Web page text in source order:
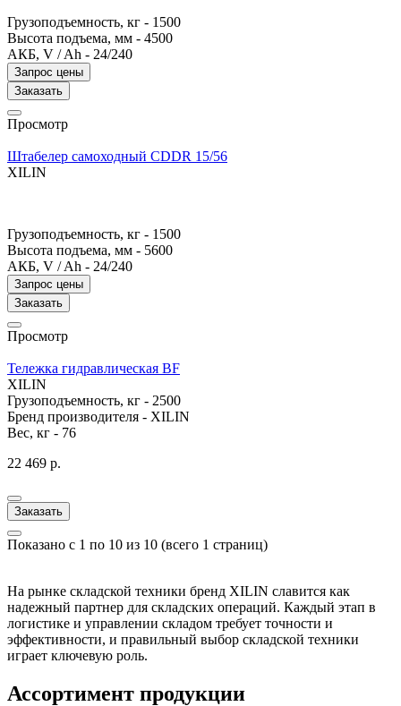
Грузоподъемность, кг - 1500
Высота подъема, мм - 4500
АКБ, V / Ah - 24/240
Запрос цены
Заказать
Просмотр
Штабелер самоходный CDDR 15/56
XILIN
Грузоподъемность, кг - 1500
Высота подъема, мм - 5600
АКБ, V / Ah - 24/240
Запрос цены
Заказать
Просмотр
Тележка гидравлическая BF
XILIN
Грузоподъемность, кг - 2500
Бренд производителя - XILIN
Вес, кг - 76
22 469 р.
Заказать
Показано с 1 по 10 из 10 (всего 1 страниц)
На рынке складской техники бренд XILIN славится как
надежный партнер для складских операций. Каждый этап в
логистике и управлении складом требует точности и
эффективности, и правильный выбор складской техники
играет ключевую роль.
Ассортимент продукции